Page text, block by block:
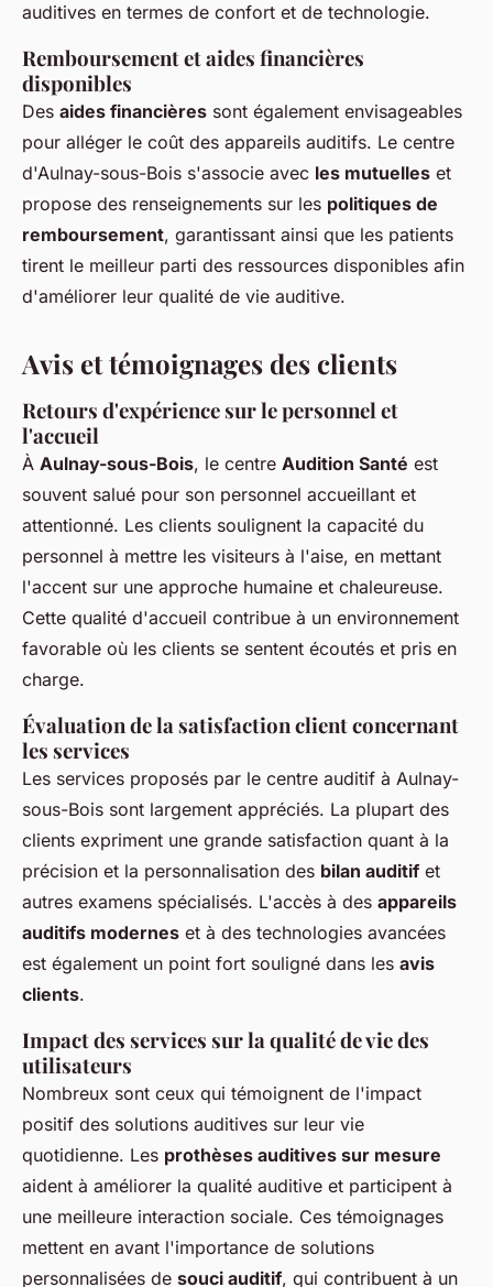
auditives en termes de confort et de technologie.
Remboursement et aides financières
disponibles
Des aides financières sont également envisageables
pour alléger le coût des appareils auditifs. Le centre
d'Aulnay-sous-Bois s'associe avec les mutuelles et
propose des renseignements sur les politiques de
remboursement, garantissant ainsi que les patients
tirent le meilleur parti des ressources disponibles afin
d'améliorer leur qualité de vie auditive.
Avis et témoignages des clients
Retours d'expérience sur le personnel et
l'accueil
À Aulnay-sous-Bois, le centre Audition Santé est
souvent salué pour son personnel accueillant et
attentionné. Les clients soulignent la capacité du
personnel à mettre les visiteurs à l'aise, en mettant
l'accent sur une approche humaine et chaleureuse.
Cette qualité d'accueil contribue à un environnement
favorable où les clients se sentent écoutés et pris en
charge.
Évaluation de la satisfaction client concernant
les services
Les services proposés par le centre auditif à Aulnay-
sous-Bois sont largement appréciés. La plupart des
clients expriment une grande satisfaction quant à la
précision et la personnalisation des bilan auditif et
autres examens spécialisés. L'accès à des appareils
auditifs modernes et à des technologies avancées
est également un point fort souligné dans les avis
clients.
Impact des services sur la qualité de vie des
utilisateurs
Nombreux sont ceux qui témoignent de l'impact
positif des solutions auditives sur leur vie
quotidienne. Les prothèses auditives sur mesure
aident à améliorer la qualité auditive et participent à
une meilleure interaction sociale. Ces témoignages
mettent en avant l'importance de solutions
personnalisées de souci auditif, qui contribuent à un